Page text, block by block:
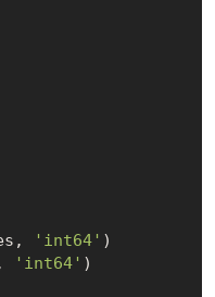
'int64' )
'int64' )